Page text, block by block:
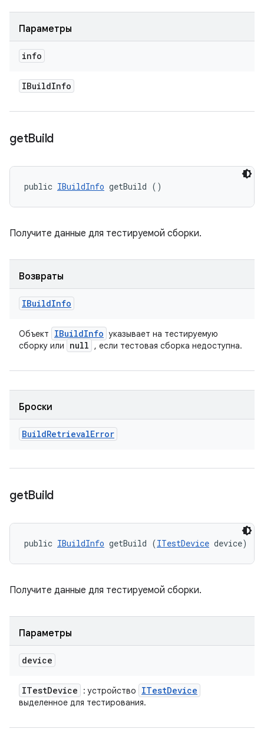
Параметры
info
IBuildInfo
getBuild
public IBuildInfo getBuild ()
Получите данные для тестируемой сборки.
Возвраты
IBuildInfo
Объект IBuildInfo указывает на тестируемую
сборку или
null , если тестовая сборка недоступна.
Броски
BuildRetrievalError
getBuild
public IBuildInfo getBuild (ITestDevice device)
Получите данные для тестируемой сборки.
Параметры
device
ITestDevice : устройство ITestDevice
выделенное для тестирования.